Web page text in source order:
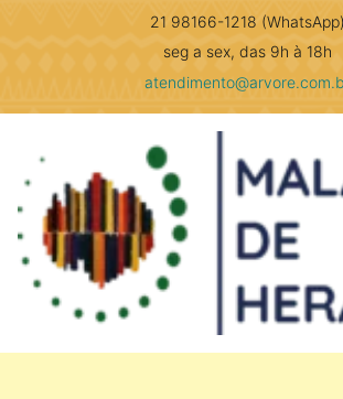
21 98166-1218 (WhatsApp)
seg a sex, das 9h à 18h